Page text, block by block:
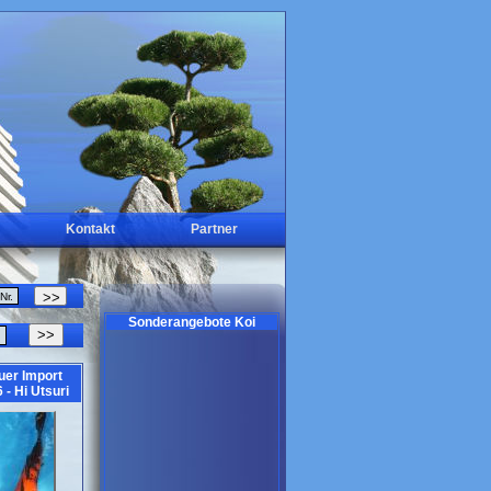
Kontakt Partner
>>
Import
- Hi Utsuri
Sonderangebote Koi